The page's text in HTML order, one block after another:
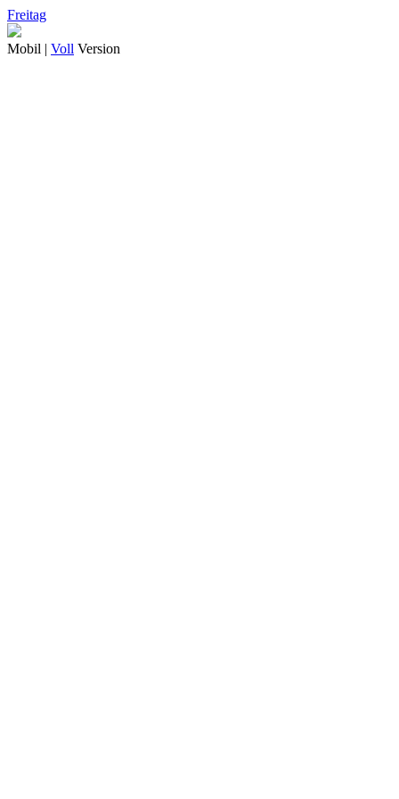
Freitag
Mobil | Voll Version